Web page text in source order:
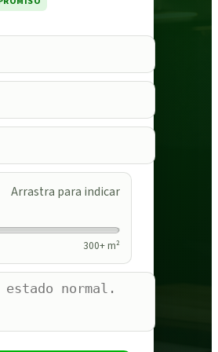
Arrastra para indicar
300+ m²